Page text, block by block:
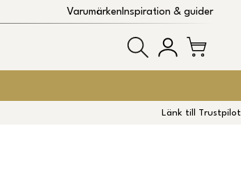
VarumärkenInspiration & guider
Länk till Trustpilot